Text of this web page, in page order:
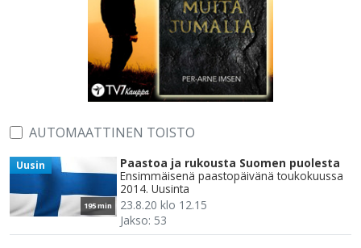
AUTOMAATTINEN TOISTO
195 min
Uusin
Paastoa ja rukousta Suomen puolesta
Ensimmäisenä paastopäivänä toukokuussa
2014. Uusinta
23.8.20 klo 12.15
Jakso: 53